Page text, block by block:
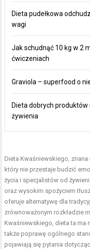
Dieta pudełkowa
wagi
Jak schudnąć 10 kg w 2
ćwiczeniach
Graviola – superfood o
Dieta dobrych
żywienia
Dieta Kwaśniewskiego,
który nie przestaje budzić
życia i specjalistów od
oraz wysokim spożyciem
oferuje alternatywę dla
zrównoważonym rozkładzie
Kwaśniewskiego, dieta ta ma
także poprawę ogólnego
pojawiają się pytania